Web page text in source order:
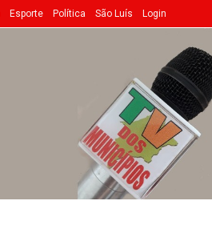
Esporte Política São Luís Login